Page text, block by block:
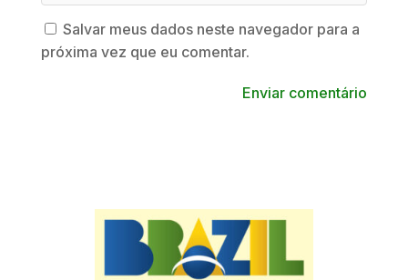
Salvar meus dados neste navegador para a
próxima vez que eu comentar.
Enviar comentário